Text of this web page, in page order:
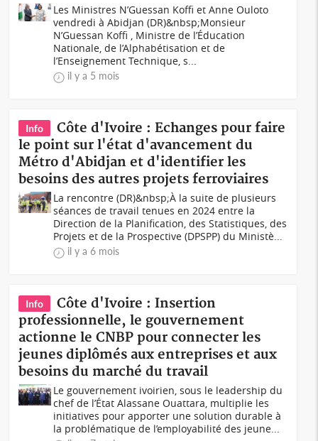
Les Ministres N’Guessan Koffi et Anne Ouloto
vendredi à Abidjan (DR)&nbsp;Monsieur
N’Guessan Koffi , Ministre de l’Éducation
Nationale, de l’Alphabétisation et de
l’Enseignement Technique, s...
il y a 5 mois
Info
Côte d'Ivoire : Echanges pour faire
le point sur l'état d'avancement du
Métro d'Abidjan et d'identifier les
besoins des autres projets ferroviaires
La rencontre (DR)&nbsp;À la suite de plusieurs
séances de travail tenues en 2024 entre la
Direction de la Planification, des Statistiques, des
Projets et de la Prospective (DPSPP) du Ministè...
il y a 6 mois
Info
Côte d'Ivoire : Insertion
professionnelle, le gouvernement
actionne le CNBP pour connecter les
jeunes diplômés aux entreprises et aux
besoins du marché du travail
Le gouvernement ivoirien, sous le leadership du
chef de l’État Alassane Ouattara, multiplie les
initiatives pour apporter une solution durable à
la problématique de l’employabilité des jeune...